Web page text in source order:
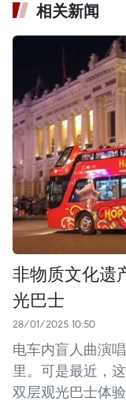
相关新闻
非物质文化遗
光巴士
28/01/2025 10:50
电车内盲人曲演
里。可是最近，
双层观光巴士体